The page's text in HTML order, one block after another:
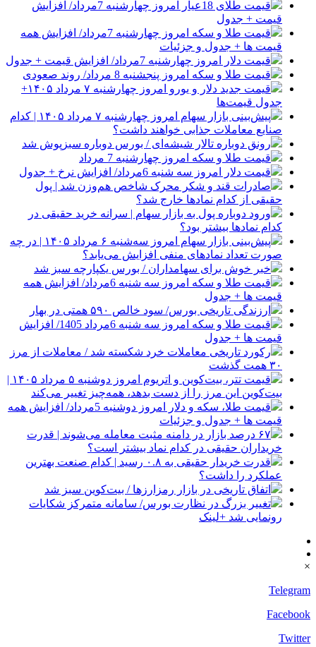
قیمت طلای 18عیار امروز چهارشنبه 7مرداد/ افزایش
قیمت + جدول
قیمت طلا و سکه امروز چهارشنبه 7مرداد/ افزایش همه
قیمت ها + جدول و جزئیات
قیمت دلار امروز چهارشنبه 7مرداد/ افزایش قیمت + جدول
قیمت طلا و سکه امروز پنجشنبه 8 مرداد/ روند صعودی
قیمت جدید دلار و یورو امروز چهارشنبه ۷ مرداد ۱۴۰۵+
جدول قیمت‌ها
پیش‌بینی بازار سهام امروز چهارشنبه ۷ مرداد ۱۴۰۵ | کدام
صنایع معاملات جذابی خواهند داشت؟
رونق دوباره تالار شیشه‌ای / بورس دوباره سبزپوش شد
قیمت طلا و سکه امروز چهارشنبه 7 مرداد
قیمت دلار امروز سه شنبه 6مرداد/ افزایش نرخ + جدول
صادرات قند و شکر محرک شاخص هم‌وزن شد | پول
حقیقی از کدام نماد‌ها خارج شد؟
ورود دوباره پول به بازار سهام | سرانه خرید حقیقی در
کدام نماد‌ها بیشتر بود؟
پیش‌بینی بازار سهام امروز سه‌شنبه ۶ مرداد ۱۴۰۵ | در چه
صورت تعداد نماد‌های منفی افزایش می‌یابد؟
خبر خوش برای سهامداران / بورس یکپارچه سبز شد
قیمت طلا و سکه امروز سه شنبه 6مرداد/ افزایش همه
قیمت ها + جدول
ارزندگی تاریخی بورس/ سود خالص ۵۹۰ همتی در بهار
قیمت طلا و سکه امروز سه شنبه 6مرداد 1405/ افزایش
قیمت ها + جدول
رکورد تاریخی معاملات خرد شکسته شد / معاملات از مرز
۳۰ همت گذشت
قیمت تتر، بیت‌کوین و اتریوم امروز دوشنبه ۵ مرداد ۱۴۰۵ |
بیت‌کوین این مرز را از دست بدهد، همه‌چیز تغییر می‌کند
قیمت طلا، سکه و دلار امروز دوشنبه 5مرداد/ افزایش همه
قیمت ها + جدول و جزئیات
۶۷ درصد بازار در دامنه مثبت معامله می‌شوند | قدرت
خریداران حقیقی در کدام نماد بیشتر است؟
قدرت خریدار حقیقی به ۰.۸ رسید | کدام صنعت بهترین
عملکرد را داشت؟
اتفاق تاریخی در بازار رمزارزها / بیت‌کوین سبز شد
تغییر بزرگ در نظارت بورس/ سامانه متمرکز شکایات
رونمایی شد +لینک
×
Telegram
Facebook
Twitter